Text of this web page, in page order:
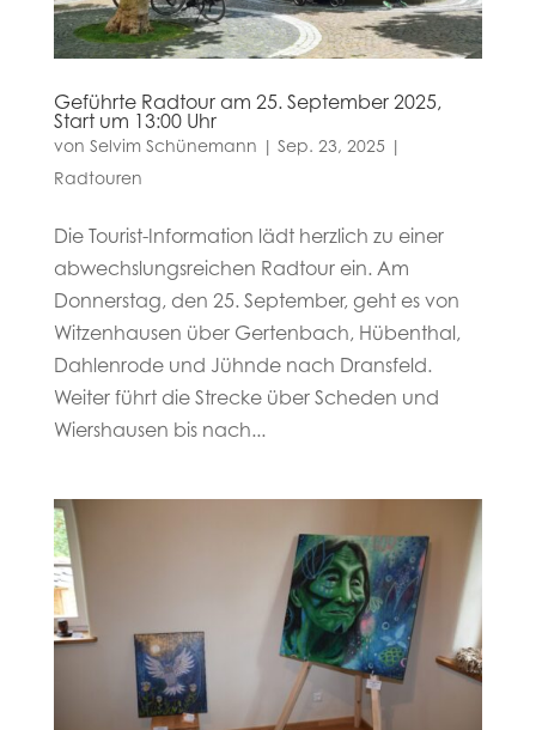
Geführte Radtour am 25. September 2025,
Start um 13:00 Uhr
von Selvim Schünemann Sep. 23, 2025
Radtouren
Die Tourist-Information lädt herzlich zu einer
abwechslungsreichen Radtour ein. Am
Donnerstag, den 25. September, geht es von
Witzenhausen über Gertenbach, Hübenthal,
Dahlenrode und Jühnde nach Dransfeld.
Weiter führt die Strecke über Scheden und
Wiershausen bis nach...